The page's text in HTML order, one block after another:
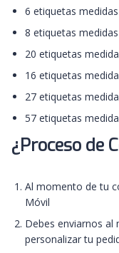
6 etiquetas
8 etiquetas
20 etiquetas
16 etiquetas
27 etiquetas
57 etiquetas
¿Proceso de
Al momento de tu
Móvil
Debes enviarnos
personalizar tu